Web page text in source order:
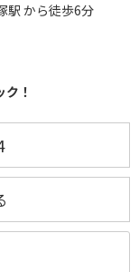
駅 から徒歩6分
！